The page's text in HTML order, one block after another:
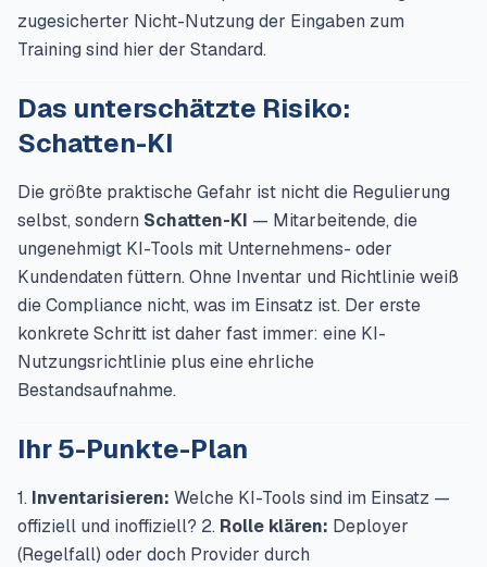
zugesicherter Nicht-Nutzung der Eingaben zum
Training sind hier der Standard.
Das unterschätzte Risiko:
Schatten-KI
Die größte praktische Gefahr ist nicht die Regulierung
selbst, sondern Schatten-KI — Mitarbeitende, die
ungenehmigt KI-Tools mit Unternehmens- oder
Kundendaten füttern. Ohne Inventar und Richtlinie weiß
die Compliance nicht, was im Einsatz ist. Der erste
konkrete Schritt ist daher fast immer: eine KI-
Nutzungsrichtlinie plus eine ehrliche
Bestandsaufnahme.
Ihr 5-Punkte-Plan
1. Inventarisieren: Welche KI-Tools sind im Einsatz —
offiziell und inoffiziell? 2. Rolle klären: Deployer
(Regelfall) oder doch Provider durch